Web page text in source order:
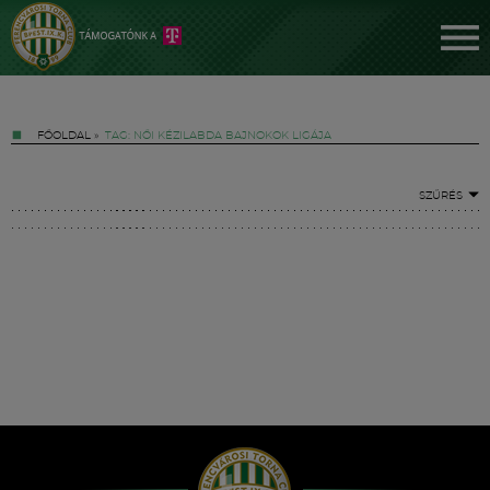
FŐOLDAL » TAG: NŐI KÉZILABDA BAJNOKOK LIGÁJA
SZŰRÉS
Hírek